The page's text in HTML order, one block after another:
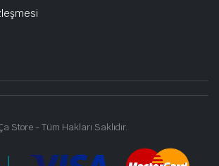
Store - Tüm Hakları Saklıdır.